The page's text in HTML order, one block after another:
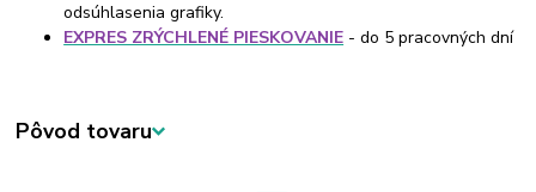
odsúhlasenia grafiky.
EXPRES ZRÝCHLENÉ PIESKOVANIE - do 5 pracovných dní
Pôvod tovaru